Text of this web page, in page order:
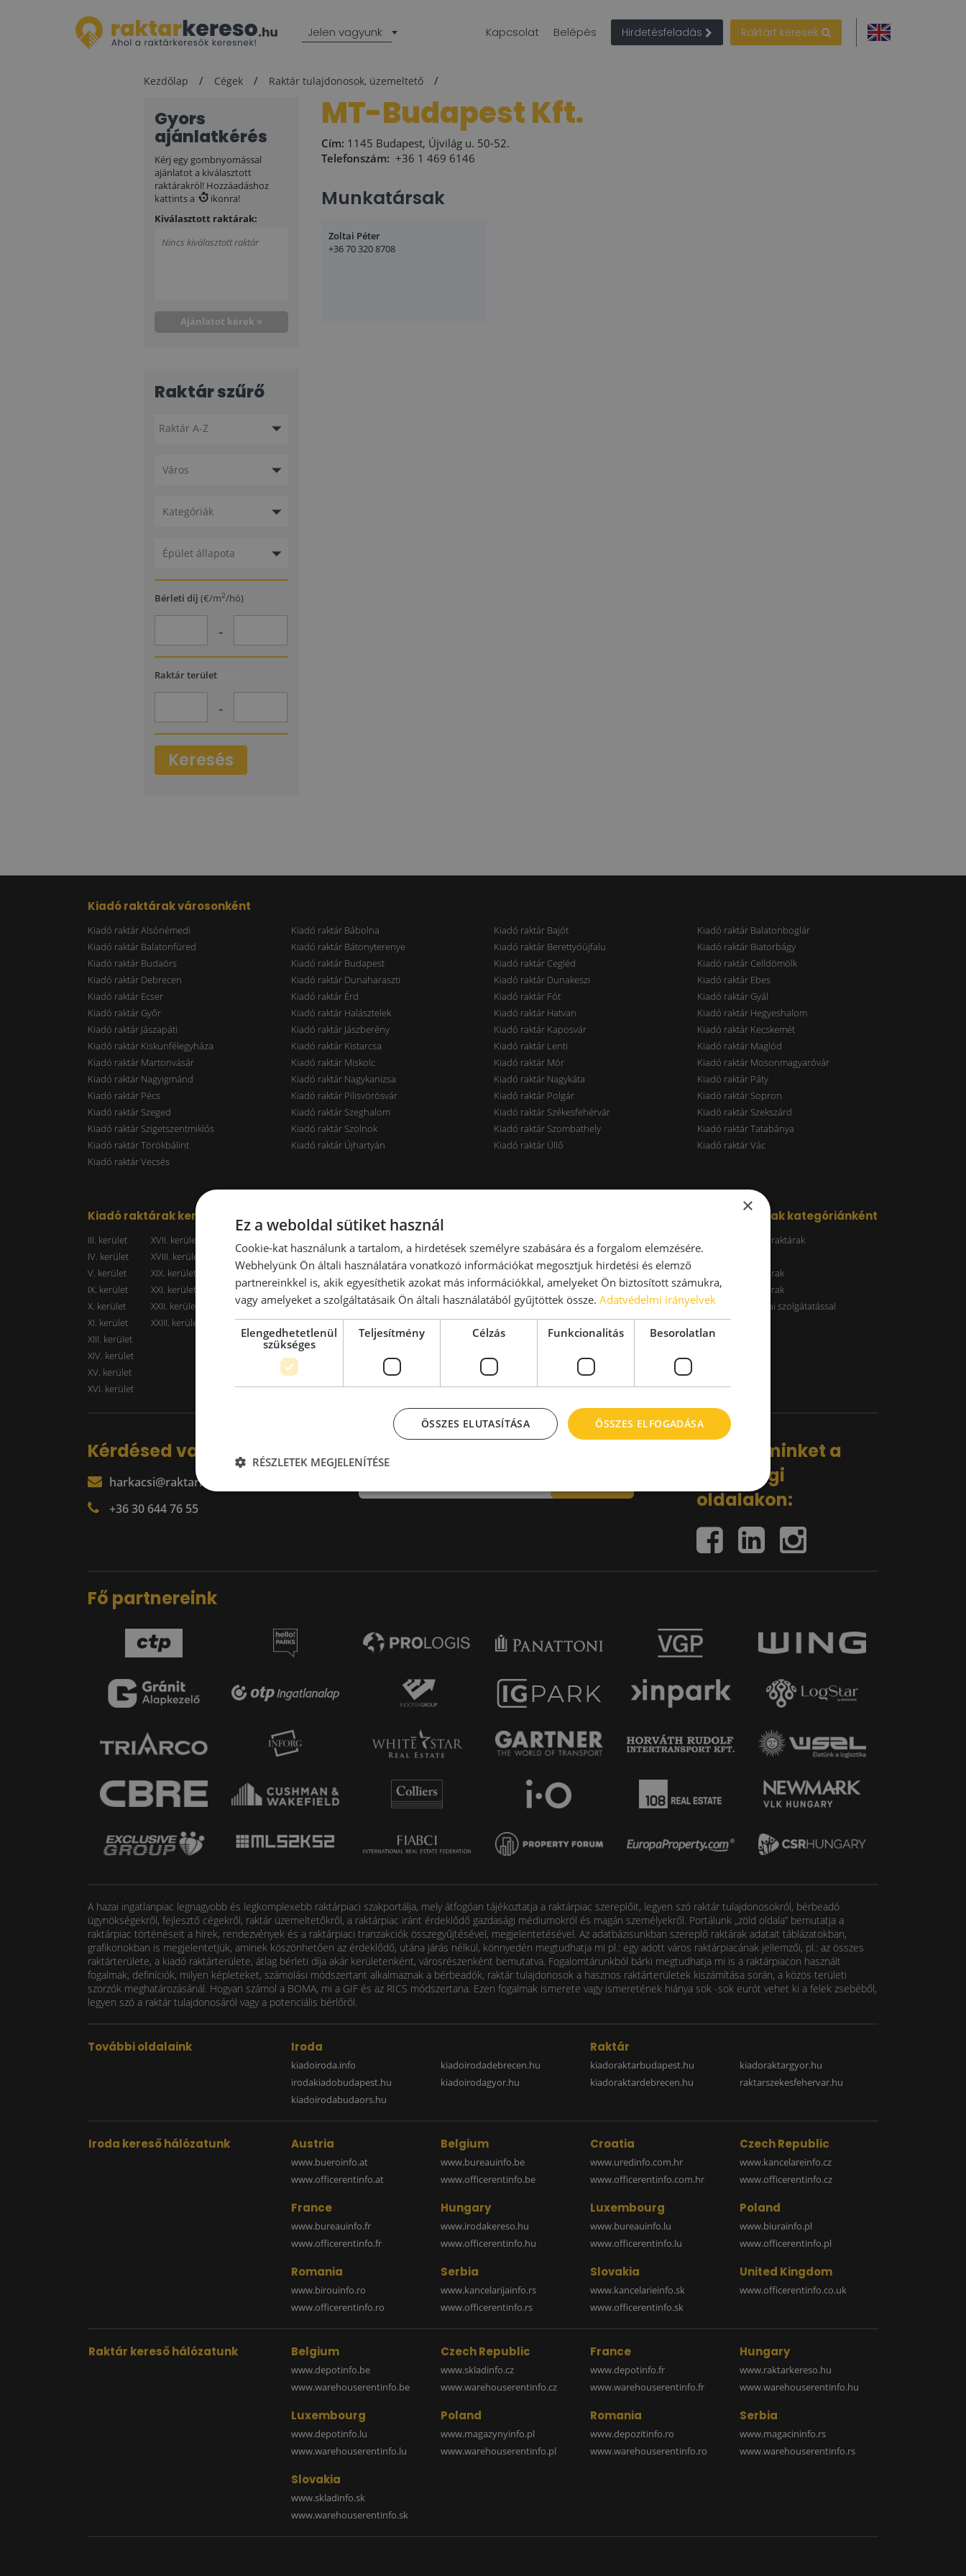
Jelen vagyunk Kapcsolat Belépés Hirdetésfeladás Raktárt keresek
Kezdőlap Cégek Raktár tulajdonosok, üzemeltető
Gyors
ajánlatkérés
Kérj egy gombnyomással
ajánlatot a kiválasztott
raktárakról! Hozzáadáshoz
kattints a
ikonra!
Kiválasztott raktárak:
Nincs kiválasztott raktár
Ajánlatot kérek »
Raktár szűrő
Város
Kategóriák
Épület állapota
Bérleti díj (€/m2/hó)
-
Raktár terület
-
Keresés
MT-Budapest Kft.
Cím: 1145 Budapest, Újvilág u. 50-52.
Telefonszám: +36 1 469 6146
Munkatársak
Zoltai Péter
+36 70 320 8708
Kiadó raktárak városonként
Kiadó raktár Alsónémedi Kiadó raktár Bábolna Kiadó raktár Bajót
Kiadó raktár Balatonboglár
Kiadó raktár Balatonfüred
Kiadó raktár Bátonyterenye Kiadó raktár Berettyóújfalu
Kiadó raktár Biatorbágy
Kiadó raktár Budaörs
Kiadó raktár Budapest Kiadó raktár Cegléd
Kiadó raktár Celldömölk
Kiadó raktár Debrecen
Kiadó raktár Dunaharaszti Kiadó raktár Dunakeszi
Kiadó raktár Ebes
Kiadó raktár Ecser
Kiadó raktár Érd Kiadó raktár Fót
Kiadó raktár Gyál
Kiadó raktár Győr
Kiadó raktár Halásztelek Kiadó raktár Hatvan
Kiadó raktár Hegyeshalom
Kiadó raktár Jászapáti
Kiadó raktár Jászberény Kiadó raktár Kaposvár
Kiadó raktár Kecskemét
Kiadó raktár Kiskunfélegyháza
Kiadó raktár Kistarcsa Kiadó raktár Lenti
Kiadó raktár Maglód
Kiadó raktár Martonvásár
Kiadó raktár Miskolc Kiadó raktár Mór
Kiadó raktár Mosonmagyaróvár
Kiadó raktár Nagyigmánd
Kiadó raktár Nagykanizsa Kiadó raktár Nagykáta
Kiadó raktár Páty
Kiadó raktár Pécs
Kiadó raktár Pilisvörösvár Kiadó raktár Polgár
Kiadó raktár Sopron
Kiadó raktár Szeged
Kiadó raktár Szeghalom Kiadó raktár Székesfehérvár
Kiadó raktár Szekszárd
Kiadó raktár Szigetszentmiklós
Kiadó raktár Szolnok Kiadó raktár Szombathely
Kiadó raktár Tatabánya
Kiadó raktár Törökbálint
Kiadó raktár Újhartyán Kiadó raktár Üllő
Kiadó raktár Vác
Kiadó raktár Vecsés
Kiadó raktárak kerületenként
III. kerület
IV. kerület
V. kerület
IX. kerület
X. kerület
XI. kerület
XIII. kerület
XIV. kerület
XV. kerület
XVI. kerület
XVII. kerület
XVIII. kerület
XIX. kerület
XXI. kerület
XXII. kerület
XXIII. kerület
Raktárak ár szerint
Kiadó raktár 7-10 EUR
Kiadó raktár 10-14 EUR
Kiadó raktár > 14 EUR
Kiadó raktár 100-300 m2
Kiadó raktár 300-600 m2
Kiadó raktár 600-1000 m2
Kiadó raktár 1000-2000 m2
Kiadó raktár > 2000 m2
Kiadó raktárak kategóriánként
Energiatakarékos raktárak
ESG raktár
A kategóriás raktárak
B kategóriás raktárak
Raktárak logisztikai szolgátatással
Kérdésed van?
harkacsi@raktarkereso.hu
+36 30 644 76 55
Hírlevél
Kövess minket a
közösségi
oldalakon:
Fő partnereink
A hazai ingatlanpiac legnagyobb és legkomplexebb raktárpiaci szakportálja, mely átfogóan tájékoztatja a raktárpiac szereplőit, legyen szó raktár tulajdonosokról, bérbeadó
ügynökségekről, fejlesztő cégekről, raktár üzemeltetőkről, a raktárpiac iránt érdeklődő gazdasági médiumokról és magán személyekről. Portálunk „zöld oldala” bemutatja a
raktárpiac történéseit a hírek, rendezvények és a raktárpiaci tranzakciók összegyűjtésével, megjelentetésével. Az adatbázisunkban szereplő raktárak adatait táblázatokban,
grafikonokban is megjelentetjük, aminek köszönhetően az érdeklődő, utána járás nélkül, könnyedén megtudhatja mi pl.: egy adott város raktárpiacának jellemzői, pl.: az összes
raktárterülete, a kiadó raktárterülete, átlag bérleti díja akár kerületenként, városrészenként bemutatva. Fogalomtárunkból bárki megtudhatja mi is a raktárpiacon használt
fogalmak, definíciók, milyen képleteket, számolási módszertant alkalmaznak a bérbeadók, raktár tulajdonosok a hasznos raktárterületek kiszámítása során, a közös területi
szorzók meghatározásánál. Hogyan számol a BOMA, mi a GIF és az RICS módszertana. Ezen fogalmak ismerete vagy ismeretének hiánya sok -sok eurót vehet ki a felek zsebéből,
legyen szó a raktár tulajdonosáról vagy a potenciális bérlőről.
További oldalaink Iroda
kiadoiroda.info
irodakiadobudapest.hu
kiadoirodabudaors.hu
kiadoirodadebrecen.hu
kiadoirodagyor.hu
Raktár
kiadoraktarbudapest.hu
kiadoraktardebrecen.hu
kiadoraktargyor.hu
raktarszekesfehervar.hu
Iroda kereső hálózatunk Austria
www.bueroinfo.at
www.officerentinfo.at
Belgium
www.bureauinfo.be
www.officerentinfo.be
Croatia
www.uredinfo.com.hr
www.officerentinfo.com.hr
Czech Republic
www.kancelareinfo.cz
www.officerentinfo.cz
France
www.bureauinfo.fr
www.officerentinfo.fr
Hungary
www.irodakereso.hu
www.officerentinfo.hu
Luxembourg
www.bureauinfo.lu
www.officerentinfo.lu
Poland
www.biurainfo.pl
www.officerentinfo.pl
Romania
www.birouinfo.ro
www.officerentinfo.ro
Serbia
www.kancelarijainfo.rs
www.officerentinfo.rs
Slovakia
www.kancelarieinfo.sk
www.officerentinfo.sk
United Kingdom
www.officerentinfo.co.uk
Raktár kereső hálózatunk Belgium
www.depotinfo.be
www.warehouserentinfo.be
Czech Republic
www.skladinfo.cz
www.warehouserentinfo.cz
France
www.depotinfo.fr
www.warehouserentinfo.fr
Hungary
www.raktarkereso.hu
www.warehouserentinfo.hu
Luxembourg
www.depotinfo.lu
www.warehouserentinfo.lu
Poland
www.magazynyinfo.pl
www.warehouserentinfo.pl
Romania
www.depozitinfo.ro
www.warehouserentinfo.ro
Serbia
www.magacininfo.rs
www.warehouserentinfo.rs
Slovakia
www.skladinfo.sk
www.warehouserentinfo.sk
×
Ez a weboldal sütiket használ
Cookie-kat használunk a tartalom, a hirdetések személyre szabására és a forgalom elemzésére.
Webhelyünk Ön általi használatára vonatkozó információkat megosztjuk hirdetési és elemző
partnereinkkel is, akik egyesíthetik azokat más információkkal, amelyeket Ön biztosított számukra,
vagy amelyeket a szolgáltatásaik Ön általi használatából gyűjtöttek össze. Adatvédelmi irányelvek
Elengedhetetlenül
szükséges
Teljesítmény Célzás Funkcionalitás Besorolatlan
ÖSSZES ELFOGADÁSA
ÖSSZES ELUTASÍTÁSA
RÉSZLETEK MEGJELENÍTÉSE